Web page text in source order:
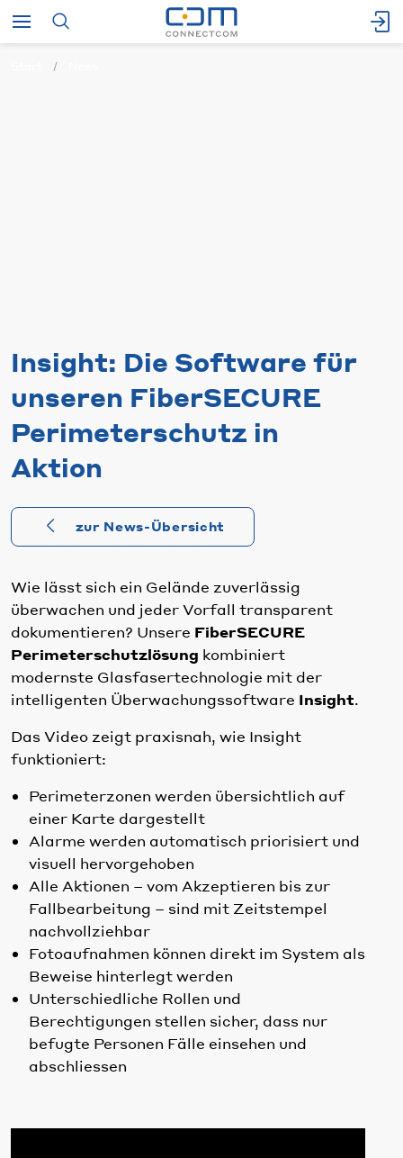
Insight: Die Software für
unseren FiberSECURE
Perimeterschutz in
Aktion
zur News-Übersicht
Wie lässt sich ein Gelände zuverlässig
überwachen und jeder Vorfall transparent
dokumentieren? Unsere FiberSECURE
Perimeterschutzlösung kombiniert
modernste Glasfasertechnologie mit der
intelligenten Überwachungssoftware Insight.
Das Video zeigt praxisnah, wie Insight
funktioniert:
Perimeterzonen werden übersichtlich auf
einer Karte dargestellt
Alarme werden automatisch priorisiert und
visuell hervorgehoben
Alle Aktionen – vom Akzeptieren bis zur
Fallbearbeitung – sind mit Zeitstempel
nachvollziehbar
Fotoaufnahmen können direkt im System als
Beweise hinterlegt werden
Unterschiedliche Rollen und
Berechtigungen stellen sicher, dass nur
befugte Personen Fälle einsehen und
abschliessen